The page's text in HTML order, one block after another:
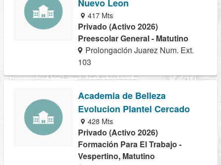
Nuevo Leon
417 Mts
Privado (Activo 2026)
Preescolar General - Matutino
Prolongación Juarez Num. Ext.
103
Academia de Belleza
Evolucion Plantel Cercado
428 Mts
Privado (Activo 2026)
Formación Para El Trabajo -
Vespertino, Matutino